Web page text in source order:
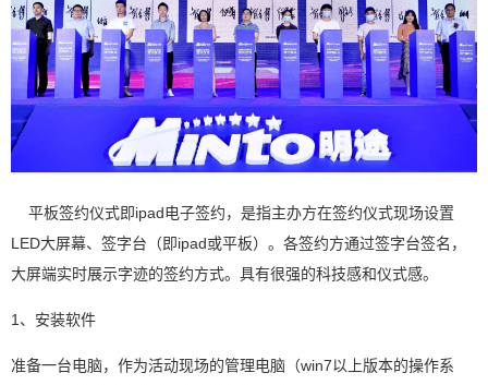
平板签约仪式即ipad电子签约，是指主办方在签约仪式现场设置
LED大屏幕、签字台（即ipad或平板）。各签约方通过签字台签名，
大屏端实时展示字迹的签约方式。具有很强的科技感和仪式感。
1、安装软件
准备一台电脑，作为活动现场的管理电脑（win7以上版本的操作系